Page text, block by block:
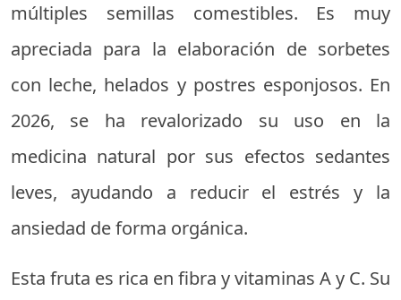
múltiples semillas comestibles. Es muy
apreciada para la elaboración de sorbetes
con leche, helados y postres esponjosos. En
2026, se ha revalorizado su uso en la
medicina natural por sus efectos sedantes
leves, ayudando a reducir el estrés y la
ansiedad de forma orgánica.
Esta fruta es rica en fibra y vitaminas A y C. Su